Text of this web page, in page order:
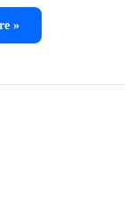
»